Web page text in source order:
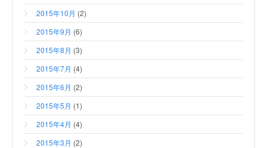
2015年10月 (2)
2015年9月 (6)
2015年8月 (3)
2015年7月 (4)
2015年6月 (2)
2015年5月 (1)
2015年4月 (4)
2015年3月 (2)